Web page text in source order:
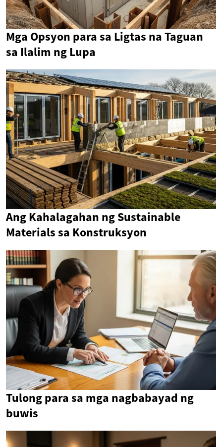
Mga Opsyon para sa Ligtas na Taguan
sa Ilalim ng Lupa
Ang Kahalagahan ng Sustainable
Materials sa Konstruksyon
Tulong para sa mga nagbabayad ng
buwis